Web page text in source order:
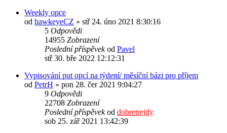
Weekly opce
od hawkeyeCZ » stř 24. úno 2021 8:30:16
5 Odpovědi
14955 Zobrazení
Poslední příspěvekod Pavel
stř 30. bře 2022 12:12:31
Vypisování put opcí na týdení/ měsíční bázi pro příjem
od PetrH » pon 28. čer 2021 9:04:27
9 Odpovědi
22708 Zobrazení
Poslední příspěvekod dobretrejdy
sob 25. zář 2021 13:42:39